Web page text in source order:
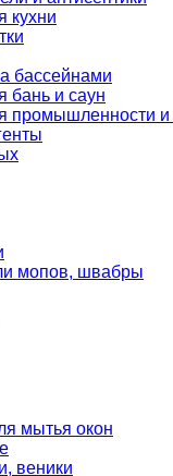
кухни
бассейнами
бань и саун
промышленности и
мопов, швабры
мытья окон
веники